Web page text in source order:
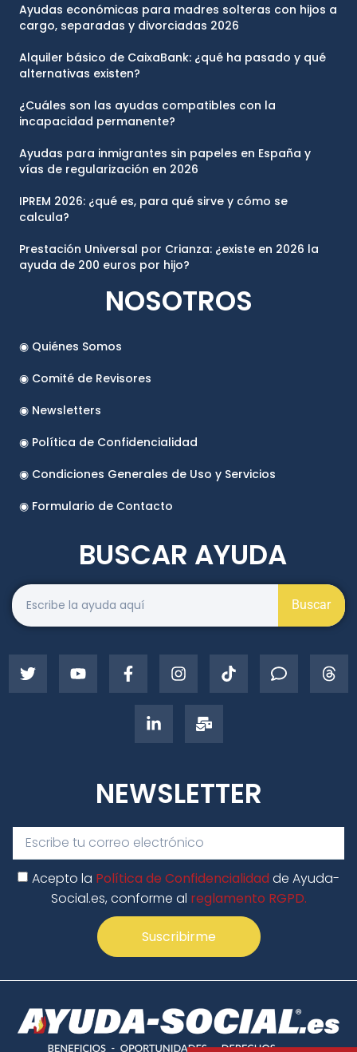
Ayudas económicas para madres solteras con hijos a
cargo, separadas y divorciadas 2026
Alquiler básico de CaixaBank: ¿qué ha pasado y qué
alternativas existen?
¿Cuáles son las ayudas compatibles con la
incapacidad permanente?
Ayudas para inmigrantes sin papeles en España y
vías de regularización en 2026
IPREM 2026: ¿qué es, para qué sirve y cómo se
calcula?
Prestación Universal por Crianza: ¿existe en 2026 la
ayuda de 200 euros por hijo?
NOSOTROS
◉ Quiénes Somos
◉ Comité de Revisores
◉ Newsletters
◉ Política de Confidencialidad
◉ Condiciones Generales de Uso y Servicios
◉ Formulario de Contacto
Buscar
BUSCAR AYUDA
NEWSLETTER
Acepto la Política de Confidencialidad de Ayuda-
Social.es, conforme al reglamento RGPD.
Suscribirme